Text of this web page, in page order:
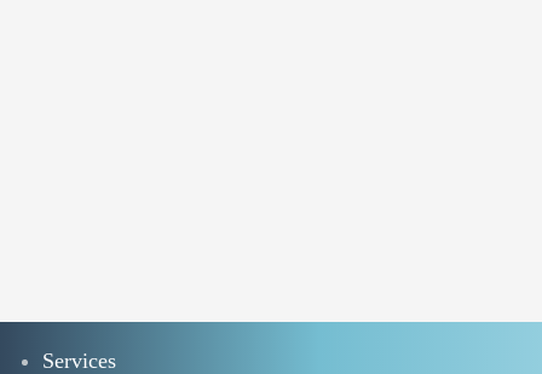
Services